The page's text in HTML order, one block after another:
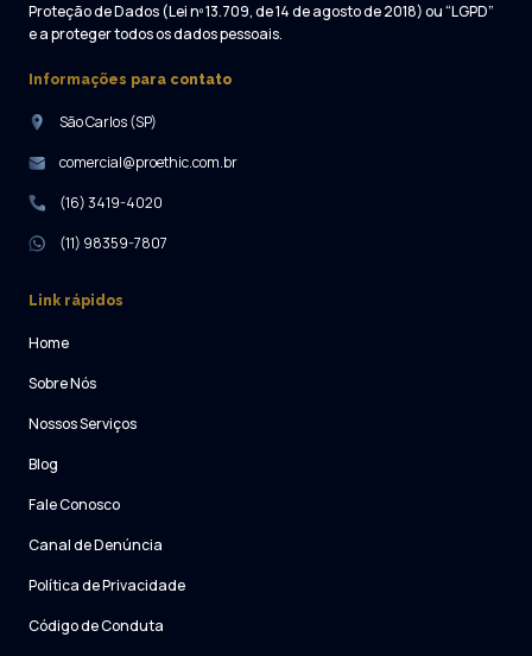
Proteção de Dados (Lei nº 13.709, de 14 de agosto de 2018) ou “LGPD”
e a proteger todos os dados pessoais.
Informações para contato
São Carlos (SP)
comercial@proethic.com.br
(16) 3419-4020
(11) 98359-7807
Link rápidos
Home
Sobre Nós
Nossos Serviços
Blog
Fale Conosco
Canal de Denúncia
Política de Privacidade
Código de Conduta